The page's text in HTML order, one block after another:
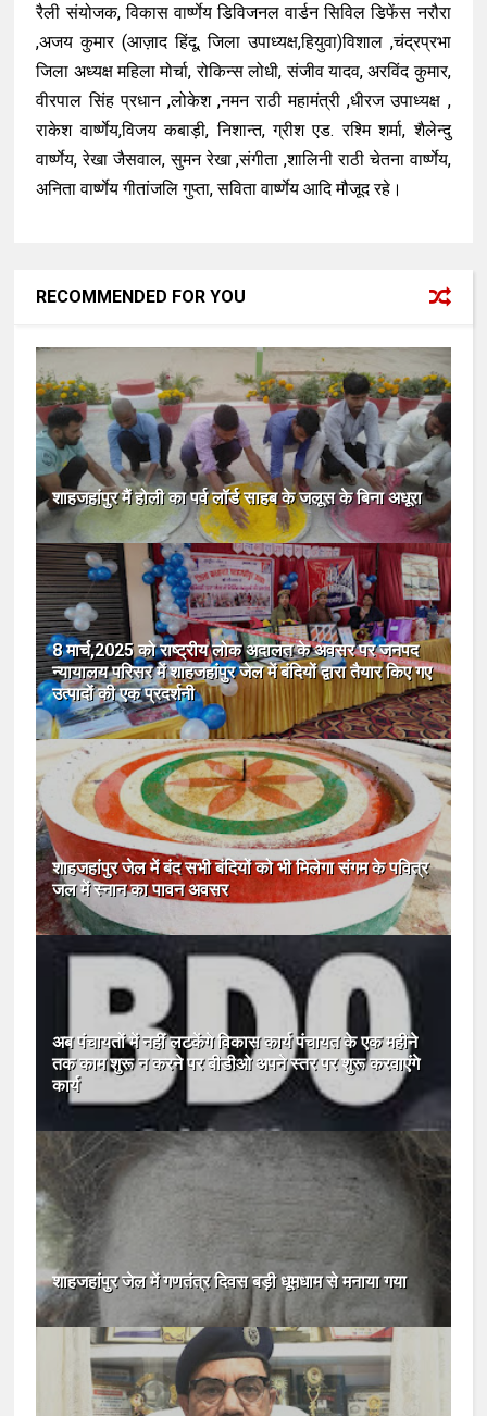
रैली संयोजक, विकास वार्ष्णेय डिविजनल वार्डन सिविल डिफेंस नरौरा
,अजय कुमार (आज़ाद हिंदू, जिला उपाध्यक्ष,हियुवा)विशाल ,चंद्रप्रभा
जिला अध्यक्ष महिला मोर्चा, रोकिन्स लोधी, संजीव यादव, अरविंद कुमार,
वीरपाल सिंह प्रधान ,लोकेश ,नमन राठी महामंत्री ,धीरज उपाध्यक्ष ,
राकेश वार्ष्णेय,विजय कबाड़ी, निशान्त, ग्रीश एड. रश्मि शर्मा, शैलेन्दु
वार्ष्णेय, रेखा जैसवाल, सुमन रेखा ,संगीता ,शालिनी राठी चेतना वार्ष्णेय,
अनिता वार्ष्णेय गीतांजलि गुप्ता, सविता वार्ष्णेय आदि मौजूद रहे।
RECOMMENDED FOR YOU
शाहजहांपुर मैं होली का पर्व लॉर्ड साहब के जलूस के बिना अधूरा
8 मार्च,2025 को राष्ट्रीय लोक अदालत के अवसर पर जनपद
न्यायालय परिसर में शाहजहांपुर जेल में बंदियों द्वारा तैयार किए गए
उत्पादों की एक प्रदर्शनी
शाहजहांपुर जेल में बंद सभी बंदियों को भी मिलेगा संगम के पवित्र
जल में स्नान का पावन अवसर
अब पंचायतों में नहीं लटकेंगे विकास कार्य पंचायत के एक महीने
तक काम शुरू न करने पर बीडीओ अपने स्तर पर शुरू करवाएंगे
कार्य
शाहजहांपुर जेल में गणतंत्र दिवस बड़ी धूमधाम से मनाया गया